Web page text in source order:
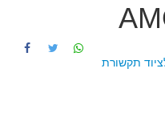
תקשורת